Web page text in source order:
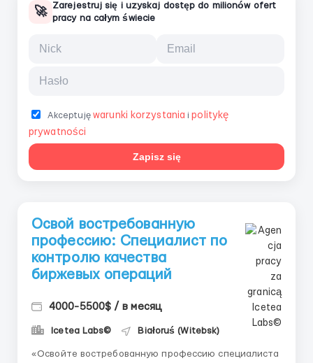
🚀
Zarejestruj się i uzyskaj dostęp do milionów ofert
pracy na całym świecie
Akceptujęwarunki korzystania i politykę
prywatności
Zapisz się
Освой востребованную
профессию: Специалист по
контролю качества
биржевых операций
4000-5500$ / в месяц
Icetea Labs© Białoruś (Witebsk)
«Освойте востребованную профессию специалиста